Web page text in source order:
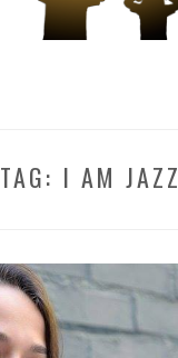
TAG: I AM JAZZ